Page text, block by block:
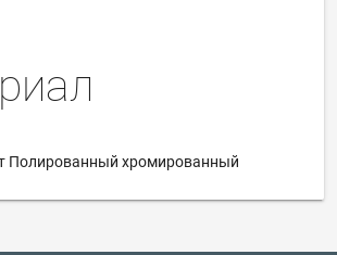
Полированный хромированный